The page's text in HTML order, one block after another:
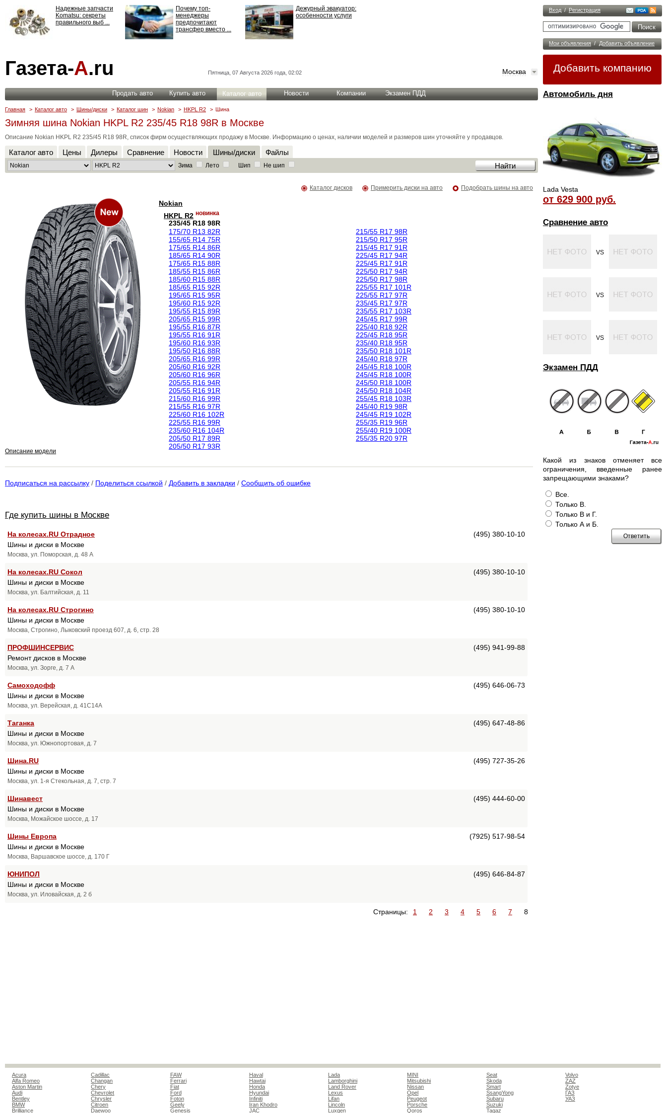
Вход / Регистрация
Мои объявления / Добавить объявление
Добавить компанию
Автомобиль дня
Lada Vesta
от 629 900 руб.
Сравнение авто
VS
VS
VS
Экзамен ПДД
Какой из знаков отменяет все
ограничения, введенные ранее
запрещающими знаками?
Все.
Только В.
Только В и Г.
Только А и Б.
Надежные запчасти
Komatsu: секреты
правильного выб ...
Почему топ-
менеджеры
предпочитают
трансфер вместо ...
Дежурный эвакуатор:
особенности услуги
ответственности: все,
что нужно знать ...
Газета-А.ru Пятница, 07 Августа 2026 года, 02:02 Москва
Продать авто Купить авто Каталог авто Новости Компании Экзамен ПДД
Главная > Каталог авто > Шины/диски > Каталог шин > Nokian > HKPL R2 > Шина
Зимняя шина Nokian HKPL R2 235/45 R18 98R в Москве
Описание Nokian HKPL R2 235/45 R18 98R, список фирм осуществляющих продажу в Москве. Информацию о ценах, наличии моделей и размеров шин уточняйте у продавцов.
Каталог авто Цены Дилеры Сравнение Новости Шины/диски Файлы
Зима Лето Шип Не шип
Подобрать шины на авто
Примерить диски на авто
Каталог дисков
Nokian
HKPL R2 новинка
235/45 R18 98R
175/70 R13 82R
155/65 R14 75R
175/65 R14 86R
185/65 R14 90R
175/65 R15 88R
185/55 R15 86R
185/60 R15 88R
185/65 R15 92R
195/65 R15 95R
195/60 R15 92R
195/55 R15 89R
205/65 R15 99R
195/55 R16 87R
195/55 R16 91R
195/60 R16 93R
195/50 R16 88R
205/65 R16 99R
205/60 R16 92R
205/60 R16 96R
205/55 R16 94R
205/55 R16 91R
215/60 R16 99R
215/55 R16 97R
225/60 R16 102R
225/55 R16 99R
235/60 R16 104R
205/50 R17 89R
205/50 R17 93R
215/55 R17 98R
215/50 R17 95R
215/45 R17 91R
225/45 R17 94R
225/45 R17 91R
225/50 R17 94R
225/50 R17 98R
225/55 R17 101R
225/55 R17 97R
235/45 R17 97R
235/55 R17 103R
245/45 R17 99R
225/40 R18 92R
225/45 R18 95R
235/40 R18 95R
235/50 R18 101R
245/40 R18 97R
245/45 R18 100R
245/45 R18 100R
245/50 R18 100R
245/50 R18 104R
255/45 R18 103R
245/40 R19 98R
245/45 R19 102R
255/35 R19 96R
255/40 R19 100R
255/35 R20 97R
Описание модели
Подписаться на рассылку / Поделиться ссылкой / Добавить в закладки / Сообщить об ошибке
Где купить шины в Москве
На колесах.RU Отрадное
(495) 380-10-10
Шины и диски в Москве
Москва, ул. Поморская, д. 48 А
На колесах.RU Сокол
(495) 380-10-10
Шины и диски в Москве
Москва, ул. Балтийская, д. 11
На колесах.RU Строгино
(495) 380-10-10
Шины и диски в Москве
Москва, Строгино, Лыковский проезд 607, д. 6, стр. 28
ПРОФШИНСЕРВИС
(495) 941-99-88
Ремонт дисков в Москве
Москва, ул. Зорге, д. 7 А
Самоходофф
(495) 646-06-73
Шины и диски в Москве
Москва, ул. Верейская, д. 41С14А
Таганка
(495) 647-48-86
Шины и диски в Москве
Москва, ул. Южнопортовая, д. 7
Шина.RU
(495) 727-35-26
Шины и диски в Москве
Москва, ул. 1-я Стекольная, д. 7, стр. 7
Шинавест
(495) 444-60-00
Шины и диски в Москве
Москва, Можайское шоссе, д. 17
Шины Европа
(7925) 517-98-54
Шины и диски в Москве
Москва, Варшавское шоссе, д. 170 Г
ЮНИПОЛ
(495) 646-84-87
Шины и диски в Москве
Москва, ул. Иловайская, д. 2 б
Страницы: 1 2 3 4 5 6 7 8
Acura
Alfa Romeo
Aston Martin
Audi
Bentley
BMW
Brilliance
Cadillac
Changan
Chery
Chevrolet
Chrysler
Citroen
Daewoo
FAW
Ferrari
Fiat
Ford
Foton
Geely
Genesis
Haval
Hawtai
Honda
Hyundai
Infiniti
Iran Khodro
JAC
Lada
Lamborghini
Land Rover
Lexus
Lifan
Lincoln
Luxgen
MINI
Mitsubishi
Nissan
Opel
Peugeot
Porsche
Qoros
Seat
Skoda
Smart
SsangYong
Subaru
Suzuki
Tagaz
Volvo
ZAZ
Zotye
ГАЗ
УАЗ